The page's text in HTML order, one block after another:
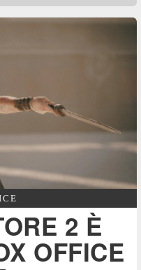
2 È
OFFICE